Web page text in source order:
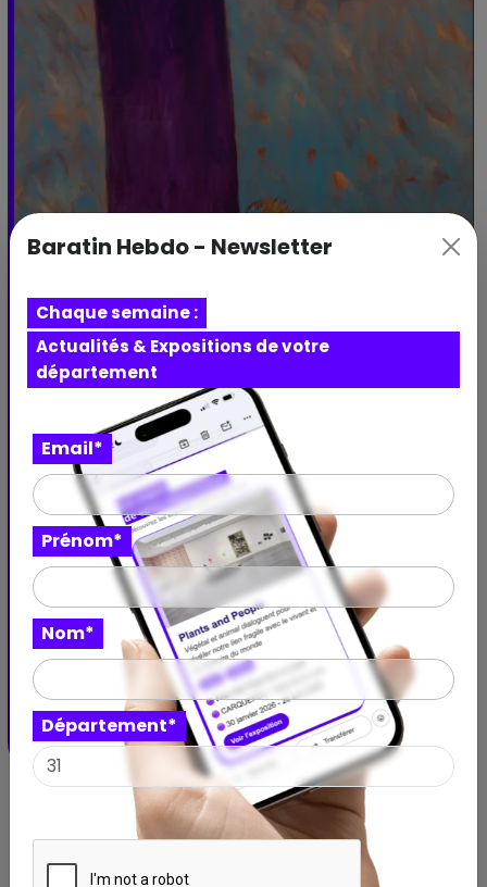
Expo
Pelouse interdite
Quand la cour de justice devient cour de récréation :
l'ordre renversé
Villa du Parc - centre d'art contemporain
d'intérêt national
ANNEMASSE - Auvergne-Rhône-Alpes
18 janvier 2026 – 12 avril 2026
Baratin Hebdo - Newsletter
Chaque semaine :
Actualités & Expositions de votre
département
Email*
Prénom*
Nom*
Département*